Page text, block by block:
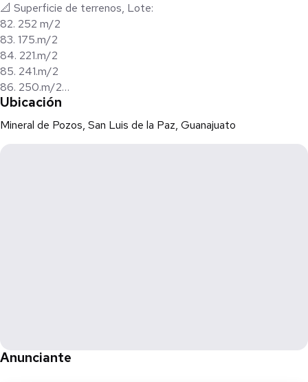
📐 Superficie de terrenos, Lote:
82. 252 m/2
83. 175.m/2
84. 221.m/2
85. 241.m/2
86. 250.m/2
87. 250.m/2
🔥 Precio de oportunidad: $690.00 por m²
Ubicación
Mineral de Pozos, San Luis de la Paz, Guanajuato
Anunciante